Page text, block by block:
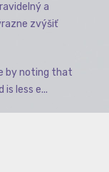
a
zvýšiť
by noting that
less e...